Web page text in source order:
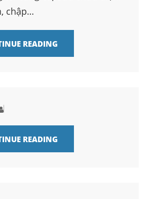
chập…
READING
READING